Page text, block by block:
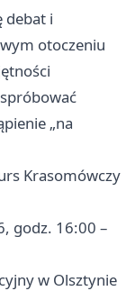
debat i
otoczeniu
„na
Krasomówczy
godz. 16:00 –
w Olsztynie